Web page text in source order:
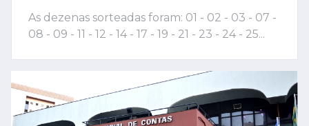
As dezenas sorteadas foram: 01 - 02 - 03 - 07 -
08 - 09 - 11 - 12 - 14 - 17 - 19 - 21 - 23 - 24 - 25...